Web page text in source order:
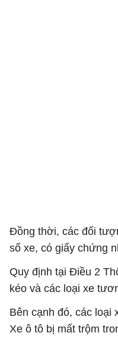
Đồng thời, các đối
số xe, có giấy chứng
Quy định tại Điều 2
kéo và các loại xe
Bên cạnh đó, các loại
Xe ô tô bị mất trộm